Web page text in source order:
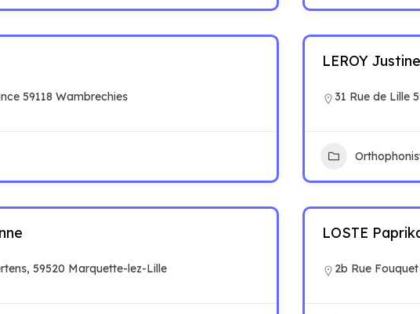
59118 Wambrechies
LEROY Justine
31 Rue de Lille
59520 Marquette-lez-Lille
LOSTE
2b Rue